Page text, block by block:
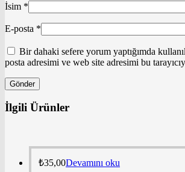
İsim *
E-posta *
Bir dahaki sefere yorum yaptığımda
posta adresimi ve web site adresimi bu
İlgili Ürünler
₺35,00Devamını oku